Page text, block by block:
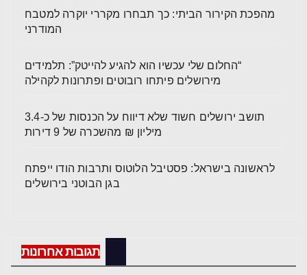
מהפכת הקירור הביתי: כך תבחרו מקררי יוקרה למטבח
המודרני
“החלום שלי עכשיו הוא להגיע להייטק”: תלמידים
מירושלים פיתחו רובוטים ופתרונות לקהילה
תושב ירושלים חשוד שלא דיווח על הכנסות של כ-3.4
מיליון ₪ מהשכרה של 9 דירות
לראשונה בישראל: פסטיבל הלוטוס ותרבות הודו ייפתח
בגן הבוטני בירושלים
תגובות אחרונות